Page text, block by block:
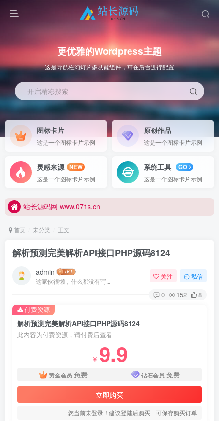
更优雅的Wordpress主题
这是导航栏幻灯片多功能组件，可在后台进行配置
开启精彩搜索
图标卡片
这是一个图标卡片示例
原创作品
这是一个图标卡片示例
灵感来源
NEW
这是一个图标卡片示例
系统工具
GO
这是一个图标卡片示例
站长源码网 www.071s.cn
站长源码网 www.071s.cn
首页 未分类 正文
解析预测完美解析API接口PHP源码8124
admin
这家伙很懒，什么都没有写...
关注 私信
0 152 8
解析预测完美解析API接口PHP源码8124
此内容为付费资源，请付费后查看
￥ 9.9
黄金会员 免费 钻石会员 免费
立即购买
您当前未登录！建议登陆后购买，可保存购买订单
付费资源